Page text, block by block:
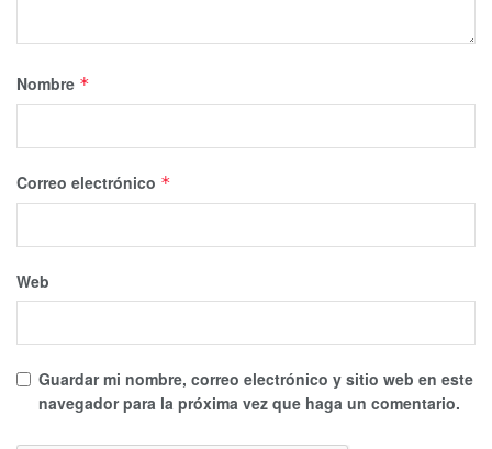
Nombre *
Correo electrónico *
Web
Guardar mi nombre, correo electrónico y sitio web en este
navegador para la próxima vez que haga un comentario.